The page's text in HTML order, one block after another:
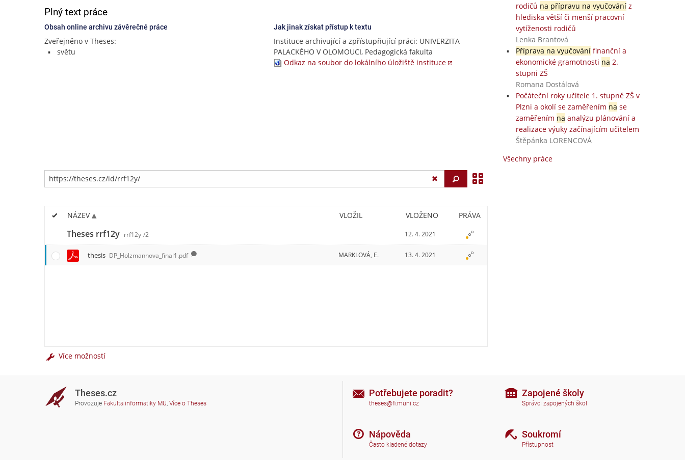
Plný text práce
Obsah online archivu závěrečné práce
Zveřejněno v Theses:
světu
Jak jinak získat přístup k textu
Instituce archivující a zpřístupňující práci: UNIVERZITA
PALACKÉHO V OLOMOUCI, Pedagogická fakulta
Odkaz na soubor do lokálního úložiště instituce
rodičů na přípravu na vyučováníz
hlediska větší či menší pracovní
vytíženosti rodičů
Lenka Brantová
Příprava na vyučovánífinanční a
ekonomické gramotnosti na 2.
stupni ZŠ
Romana Dostálová
Počáteční roky učitele 1. stupně ZŠ v
Plzni a okolí se zaměřením na se
zaměřením na analýzu plánování a
realizace výuky začínajícím učitelem
Štěpánka LORENCOVÁ
Všechny práce
Vyhledat
NÁZEV VLOŽIL VLOŽENO PRÁVA
Theses rrf12y rrf12y /2 12. 4. 2021
thesis DP_Holzmannova_final1.pdf MARKLOVÁ, E. 13. 4. 2021
Více možností
Theses.cz
Provozuje Fakulta informatiky MU, Více o Theses
Potřebujete poradit?
theses@fi.muni.cz
Nápověda
Často kladené dotazy
Zapojené školy
Správci zapojených škol
Soukromí
Přístupnost